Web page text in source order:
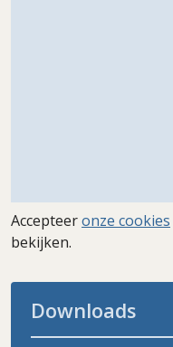
Accepteeronze cookies
bekijken.
Downloads